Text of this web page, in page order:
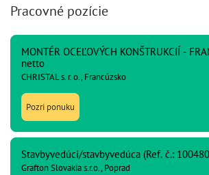
Pracovné pozície
MONTÉR OCEĽOVÝCH KONŠTRUKCIÍ -
netto
CHRISTAL s. r. o., Francúzsko
Pozri ponuku
Stavbyvedúci/stavbyvedúca (Ref. č.:
Grafton Slovakia s.r.o., Poprad